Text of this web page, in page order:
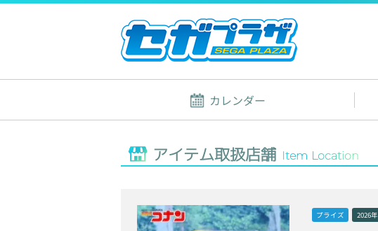
カレンダー
アイテム取扱店舗 Item Location
プライズ 2026